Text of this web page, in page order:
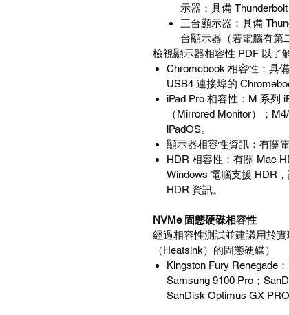
示器；具備
三台顯示器：具備
台顯示器（若電腦有第
檢視顯示器相容性 PDF 以了
Chromebook 相容性 ：具備
USB4 連接埠的
iPad Pro 相容性 ： M 系列
（Mirrored Monitor）；
iPadOS。
顯示器相容性資訊 ：有關
HDR 相容性 ：有關 Mac
Windows 電腦支援 HDR
HDR 資訊。
NVMe 固態硬碟相容性
經過相容性測試並建議用於
（Heatsink）的固態硬碟）
Kingston Fury Renegade ；
Samsung 9100 Pro ；
SanDisk Optimus GX